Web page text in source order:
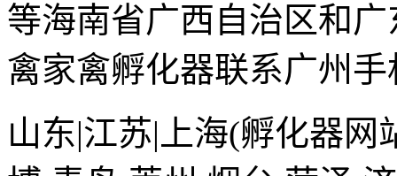
等海南省广西自治区和
禽家禽孵化器联系广州手
山东|江苏|上海(孵化器网